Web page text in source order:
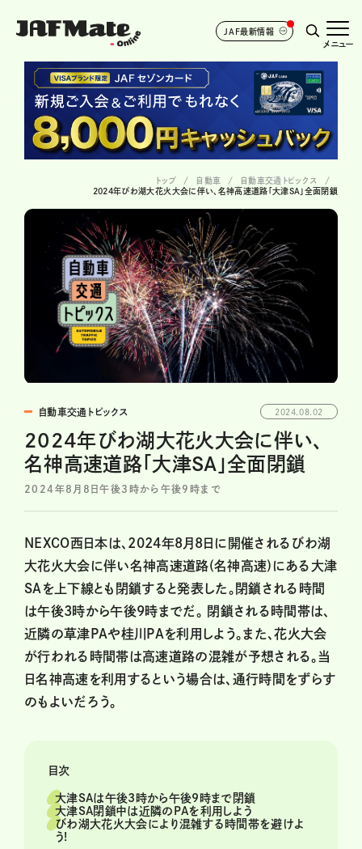
JAF最新情報
メニュー
トップ 自動車
自動車交通トピックス
2024年びわ湖大花火大会に伴い、名神高速道路「大津SA」全面閉鎖
自動車交通トピックス 2024.08.02
2024年びわ湖大花火大会に伴い、
名神高速道路「大津SA」全面閉鎖
2024年8月8日午後3時から午後9時まで
NEXCO西日本は、2024年8月8日に開催されるびわ湖
大花火大会に伴い名神高速道路(名神高速)にある大津
SAを上下線とも閉鎖すると発表した。閉鎖される時間
は午後3時から午後9時までだ。 閉鎖される時間帯は、
近隣の草津PAや桂川PAを利用しよう。また、花火大会
が行われる時間帯は高速道路の混雑が予想される。当
日名神高速を利用するという場合は、通行時間をずらす
のもよいだろう。
目次
大津SAは午後3時から午後9時まで閉鎖
大津SA閉鎖中は近隣のPAを利用しよう
びわ湖大花火大会により混雑する時間帯を避けよ
う!